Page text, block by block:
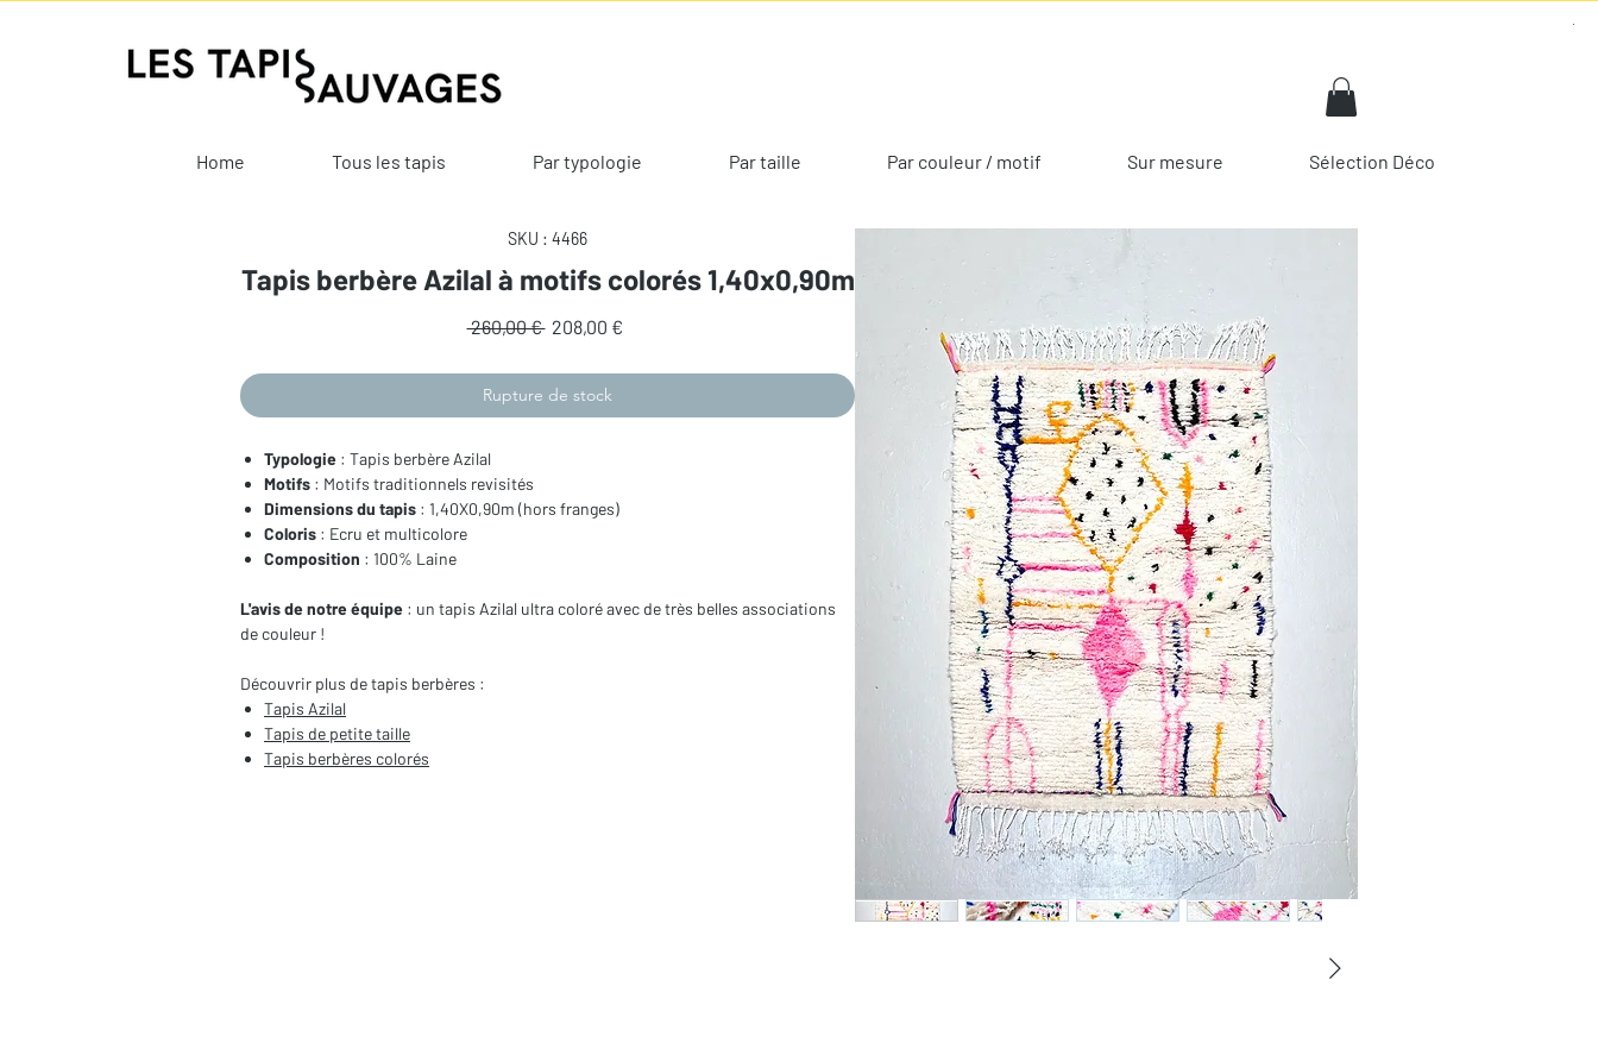
Home Tous les tapis Par typologie Par taille Par couleur / motif Sur mesure Sélection Déco
SKU : 4466
Tapis berbère Azilal à motifs colorés 1,40x0,90m
260,00 € Prix
208,00 €Prix
Rupture de stock
Typologie : Tapis berbère Azilal
Motifs : Motifs traditionnels revisités
Dimensions du tapis : 1,40X0,90m (hors franges)
Coloris : Ecru et multicolore
Composition : 100% Laine
L'avis de notre équipe : un tapis Azilal ultra coloré avec de très belles associations
de couleur !
Découvrir plus de tapis berbères :
Tapis Azilal
Tapis de petite taille
Tapis berbères colorés